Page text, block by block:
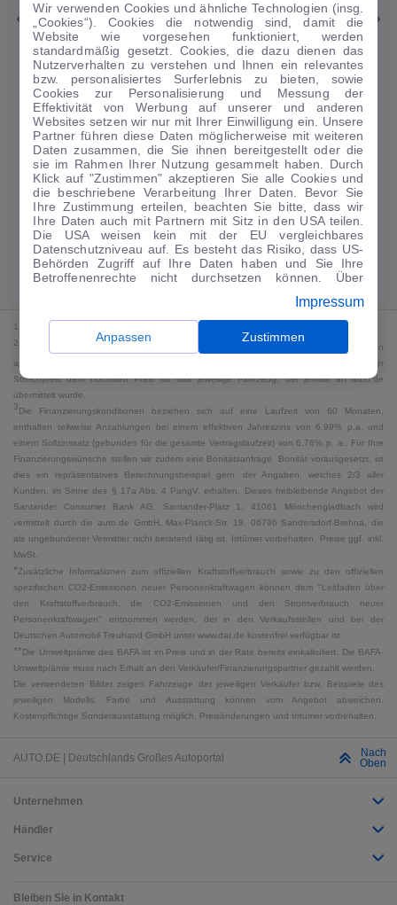
Skoda Octavia
Ambition PHEV
51.093 km· 03/2023· Hybrid·Automatik
Finanzierung Kaufen
224€/mtl.
Guter Preis4
0 € Anzahlung ·60 Monate ·Finanzierungs-Details
Angebot anfragen Rate anpassen
49,9 kWh/100 km + 19,9 l/100 km (gew., komb.) · 19,9 l/100 km (entl.) ·
CO₂ 499 g/km · Klasse G (gew.) / G (entl.)*
1
2 Bei dem Streichpreis handelt es sich für Neufahrzeuge und junge Gebrauchte um den
an auto.de übermittelten Listenpreis. Für alle anderen Fahrzeuge entspricht der
Streichpreis dem höchsten Preis für das jeweilige Fahrzeug, der jemals an auto.de
übermittelt wurde.
3Die Finanzierungskonditionen beziehen sich auf eine Laufzeit von 60 Monaten,
enthalten teilweise Anzahlungen bei einem effektiven Jahreszins von 6,99% p.a. und
einem Sollzinssatz (gebunden für die gesamte Vertragslaufzeit) von 6,78% p. a.. Für Ihre
Finanzierungswünsche stellen wir zudem eine Bonitätsanfrage. Bonität vorausgesetzt, ist
dies ein repräsentatives Berechnungsbeispiel gem. der Angaben, welches 2/3 aller
Kunden, im Sinne des § 17a Abs. 4 PangV, erhalten. Dieses freibleibende Angebot der
Santander Consumer Bank AG, Santander-Platz 1, 41061 Mönchengladbach wird
vermittelt durch die auto.de GmbH, Max-Planck-Str. 19, 06796 Sandersdorf-Brehna, die
als ungebundener Vermittler nicht beratend tätig ist. Irrtümer vorbehalten. Preise ggf. inkl.
MwSt.
*Zusätzliche Informationen zum offiziellen Kraftstoffverbrauch sowie zu den offiziellen
spezifischen CO2-Emissionen neuer Personenkraftwagen können dem "Leitfaden über
den Kraftstoffverbrauch, die CO2-Emissionen und den Stromverbrauch neuer
Personenkraftwagen" entnommen werden, der in den Verkaufsstellen und bei der
Deutschen Automobil Treuhand GmbH unter www.dat.de kostenfrei verfügbar ist.
**Die Umweltprämie des BAFA ist im Preis und in der Rate bereits einkalkuliert. Die BAFA-
Umweltprämie muss nach Erhalt an den Verkäufer/Finanzierungspartner gezahlt werden.
Die verwendeten Bilder zeigen Fahrzeuge der jeweiligen Verkäufer bzw. Beispiele des
jeweiligen Modells. Farbe und Ausstattung können vom Angebot abweichen.
Kostenpflichtige Sonderausstattung möglich. Preisänderungen und Irrtümer vorbehalten.
AUTO.DE | Deutschlands Großes Autoportal
Nach
Oben
Unternehmen
Händler
Service
Bleiben Sie in Kontakt
Wir verwenden Cookies und ähnliche Technologien (insg.
„Cookies“). Cookies die notwendig sind, damit die
Website wie vorgesehen funktioniert, werden
standardmäßig gesetzt. Cookies, die dazu dienen das
Nutzerverhalten zu verstehen und Ihnen ein relevantes
bzw. personalisiertes Surferlebnis zu bieten, sowie
Cookies zur Personalisierung und Messung der
Effektivität von Werbung auf unserer und anderen
Websites setzen wir nur mit Ihrer Einwilligung ein. Unsere
Partner führen diese Daten möglicherweise mit weiteren
Daten zusammen, die Sie ihnen bereitgestellt oder die
sie im Rahmen Ihrer Nutzung gesammelt haben. Durch
Klick auf "Zustimmen" akzeptieren Sie alle Cookies und
die beschriebene Verarbeitung Ihrer Daten. Bevor Sie
Ihre Zustimmung erteilen, beachten Sie bitte, dass wir
Ihre Daten auch mit Partnern mit Sitz in den USA teilen.
Die USA weisen kein mit der EU vergleichbares
Datenschutzniveau auf. Es besteht das Risiko, dass US-
Behörden Zugriff auf Ihre Daten haben und Sie Ihre
Betroffenenrechte nicht durchsetzen können. Über
anpassen. Dies ist auch später jederzeit im Bereich
Cookie-Richtliniemöglich. Weitere Informationen finden
Sie in unsererDatenschutzerklärung .
Impressum
Anpassen Zustimmen